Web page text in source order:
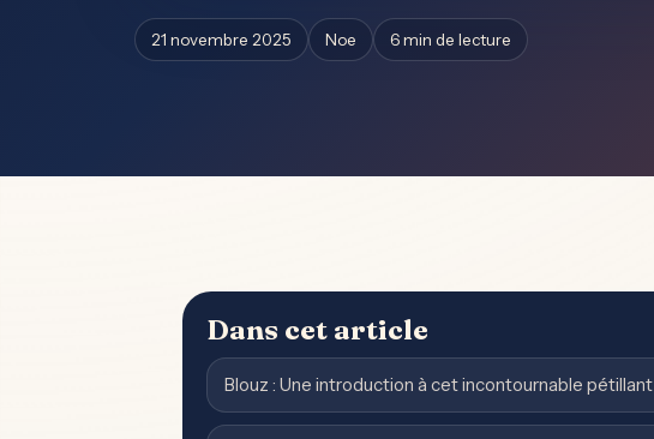
21 novembre 2025 Noe 6 min de lecture
Dans cet article
Blouz : Une introduction à cet incontournable pétillant